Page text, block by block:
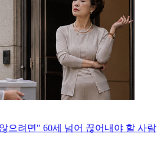
으려면" 60세 넘어 끊어내야 할 사람